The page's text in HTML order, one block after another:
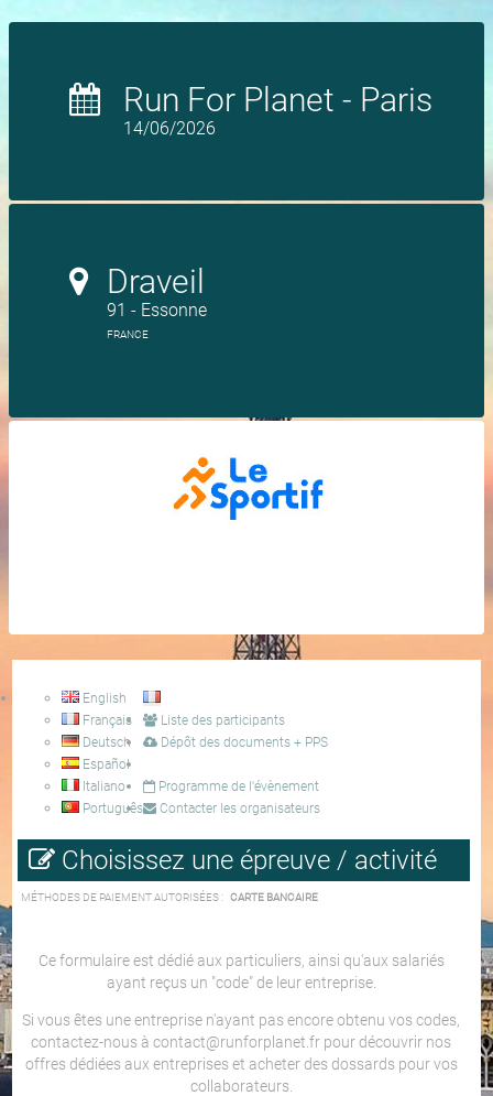
Run For Planet - Paris
14/06/2026
Draveil
91 - Essonne
FRANCE
English
Français
Deutsch
Español
Italiano
Português
Liste des participants
Dépôt des documents + PPS
Programme de l'évènement
Contacter les organisateurs
Choisissez une épreuve / activité
MÉTHODES DE PAIEMENT AUTORISÉES : CARTE BANCAIRE
Ce formulaire est dédié aux particuliers, ainsi qu'aux salariés
ayant reçus un "code" de leur entreprise.
Si vous êtes une entreprise n'ayant pas encore obtenu vos codes,
contactez-nous à contact@runforplanet.fr pour découvrir nos
offres dédiées aux entreprises et acheter des dossards pour vos
collaborateurs.